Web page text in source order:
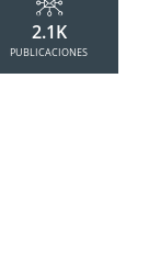
2.1K
PUBLICACIONES